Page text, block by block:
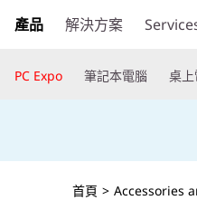
至
要
產品 解決方案
PC Expo 筆記本電腦 桌
首頁 > Accessories